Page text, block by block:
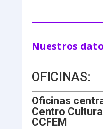
Nuestros
OFICINAS:
Oficinas
Centro
CCFEM